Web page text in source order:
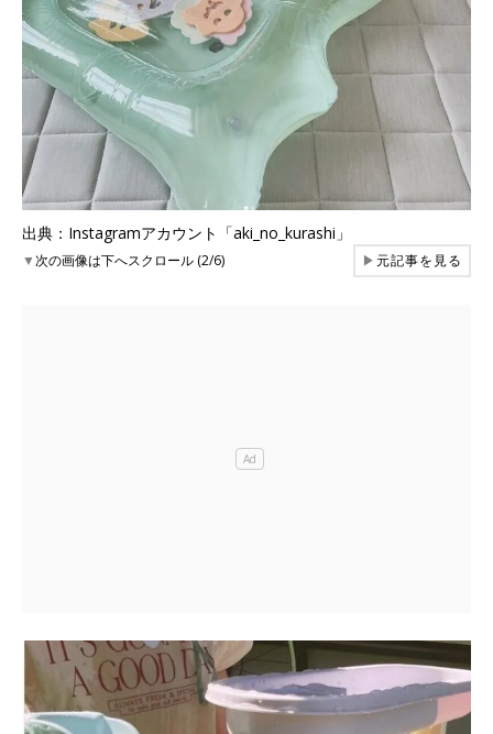
出典：Instagramアカウント「aki_no_kurashi」
▼次の画像は下へスクロール (2/6) ▶元記事を見る